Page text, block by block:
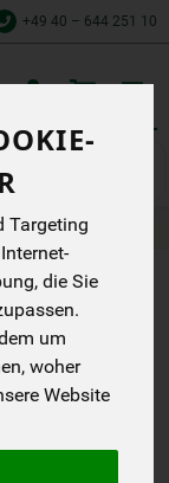
Targeting
die Sie
um
woher
Website
+49 40 – 644 251 10
cart